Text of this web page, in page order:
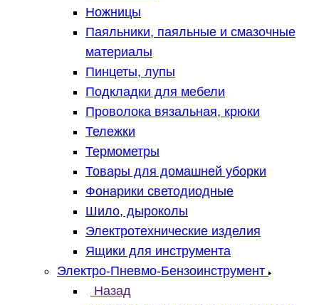
Ножницы
Паяльники, паяльные и смазочные
материалы
Пинцеты, лупы
Подкладки для мебели
Проволока вязальная, крюки
Тележки
Термометры
Товары для домашней уборки
Фонарики светодиодные
Шило, дыроколы
Электротехнические изделия
Ящики для инструмента
Электро-Пневмо-Бензоинструмент
Назад